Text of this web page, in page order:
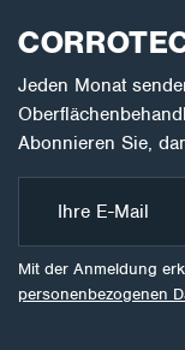
Jeden Monat
Abonnieren Sie,
Mit der Anmeldung
personenbezogenen